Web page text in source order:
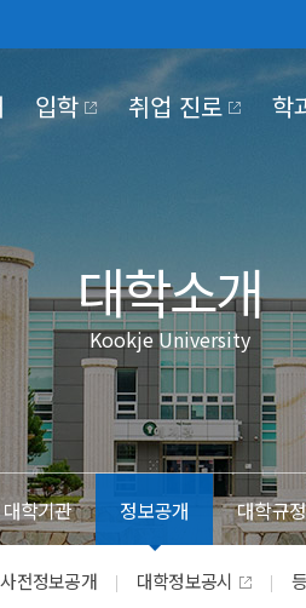
전략 영역 별 핵심 전
이행과제
대학기관
조직도
대학본부
부속/부설기관
산학협력단
입학 취업 진로 학
학사일정
증명발급안내
홍보동영상
장학·대출
#MeToo제보
대학소개
Kookje University
대학기관 정보공개
사전정보공개 대학정보공시
대학규정